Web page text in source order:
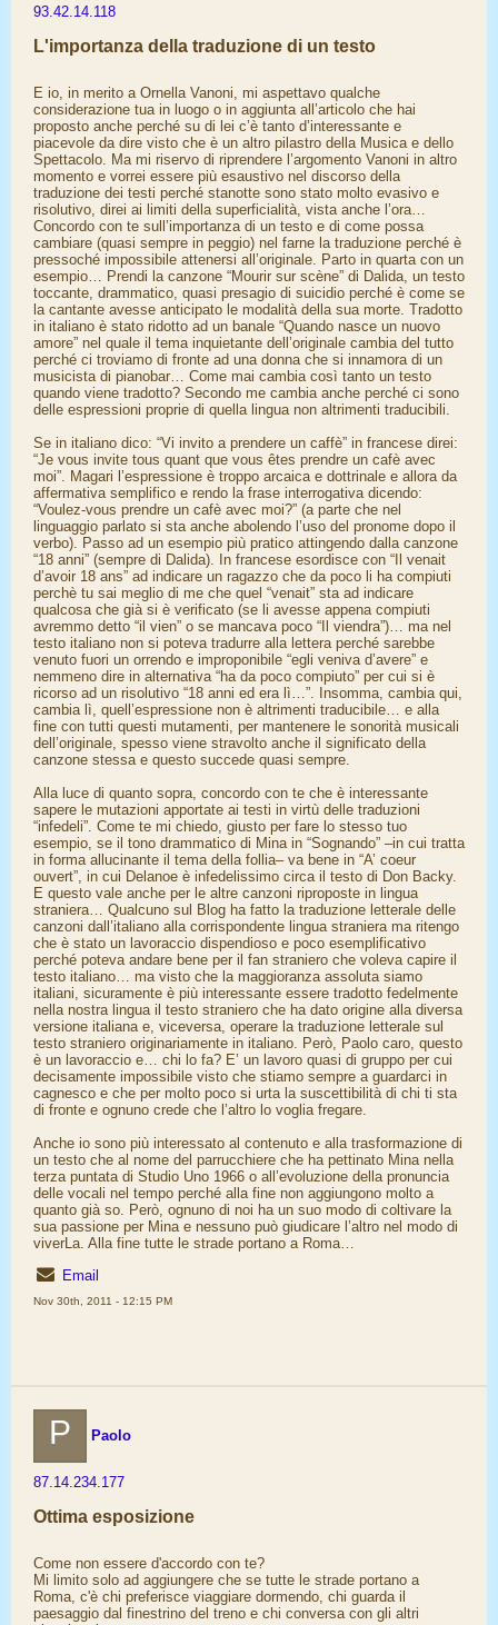
93.42.14.118
L'importanza della traduzione di un testo
E io, in merito a Ornella Vanoni, mi aspettavo qualche
considerazione tua in luogo o in aggiunta all’articolo che hai
proposto anche perché su di lei c’è tanto d’interessante e
piacevole da dire visto che è un altro pilastro della Musica e dello
Spettacolo. Ma mi riservo di riprendere l’argomento Vanoni in altro
momento e vorrei essere più esaustivo nel discorso della
traduzione dei testi perché stanotte sono stato molto evasivo e
risolutivo, direi ai limiti della superficialità, vista anche l’ora…
Concordo con te sull’importanza di un testo e di come possa
cambiare (quasi sempre in peggio) nel farne la traduzione perché è
pressoché impossibile attenersi all’originale. Parto in quarta con un
esempio… Prendi la canzone “Mourir sur scène” di Dalida, un testo
toccante, drammatico, quasi presagio di suicidio perché è come se
la cantante avesse anticipato le modalità della sua morte. Tradotto
in italiano è stato ridotto ad un banale “Quando nasce un nuovo
amore” nel quale il tema inquietante dell’originale cambia del tutto
perché ci troviamo di fronte ad una donna che si innamora di un
musicista di pianobar… Come mai cambia così tanto un testo
quando viene tradotto? Secondo me cambia anche perché ci sono
delle espressioni proprie di quella lingua non altrimenti traducibili.
Se in italiano dico: “Vi invito a prendere un caffè” in francese direi:
“Je vous invite tous quant que vous êtes prendre un cafè avec
moi”. Magari l’espressione è troppo arcaica e dottrinale e allora da
affermativa semplifico e rendo la frase interrogativa dicendo:
“Voulez-vous prendre un cafè avec moi?” (a parte che nel
linguaggio parlato si sta anche abolendo l’uso del pronome dopo il
verbo). Passo ad un esempio più pratico attingendo dalla canzone
“18 anni” (sempre di Dalida). In francese esordisce con “Il venait
d’avoir 18 ans” ad indicare un ragazzo che da poco li ha compiuti
perchè tu sai meglio di me che quel “venait” sta ad indicare
qualcosa che già si è verificato (se li avesse appena compiuti
avremmo detto “il vien” o se mancava poco “Il viendra”)… ma nel
testo italiano non si poteva tradurre alla lettera perché sarebbe
venuto fuori un orrendo e improponibile “egli veniva d’avere” e
nemmeno dire in alternativa “ha da poco compiuto” per cui si è
ricorso ad un risolutivo “18 anni ed era lì…”. Insomma, cambia qui,
cambia lì, quell’espressione non è altrimenti traducibile… e alla
fine con tutti questi mutamenti, per mantenere le sonorità musicali
dell’originale, spesso viene stravolto anche il significato della
canzone stessa e questo succede quasi sempre.
Alla luce di quanto sopra, concordo con te che è interessante
sapere le mutazioni apportate ai testi in virtù delle traduzioni
“infedeli”. Come te mi chiedo, giusto per fare lo stesso tuo
esempio, se il tono drammatico di Mina in “Sognando” –in cui tratta
in forma allucinante il tema della follia– va bene in “A’ coeur
ouvert”, in cui Delanoe è infedelissimo circa il testo di Don Backy.
E questo vale anche per le altre canzoni riproposte in lingua
straniera… Qualcuno sul Blog ha fatto la traduzione letterale delle
canzoni dall’italiano alla corrispondente lingua straniera ma ritengo
che è stato un lavoraccio dispendioso e poco esemplificativo
perché poteva andare bene per il fan straniero che voleva capire il
testo italiano… ma visto che la maggioranza assoluta siamo
italiani, sicuramente è più interessante essere tradotto fedelmente
nella nostra lingua il testo straniero che ha dato origine alla diversa
versione italiana e, viceversa, operare la traduzione letterale sul
testo straniero originariamente in italiano. Però, Paolo caro, questo
è un lavoraccio e… chi lo fa? E’ un lavoro quasi di gruppo per cui
decisamente impossibile visto che stiamo sempre a guardarci in
cagnesco e che per molto poco si urta la suscettibilità di chi ti sta
di fronte e ognuno crede che l’altro lo voglia fregare.
Anche io sono più interessato al contenuto e alla trasformazione di
un testo che al nome del parrucchiere che ha pettinato Mina nella
terza puntata di Studio Uno 1966 o all’evoluzione della pronuncia
delle vocali nel tempo perché alla fine non aggiungono molto a
quanto già so. Però, ognuno di noi ha un suo modo di coltivare la
sua passione per Mina e nessuno può giudicare l’altro nel modo di
viverLa. Alla fine tutte le strade portano a Roma…
Email
Nov 30th, 2011 - 12:15 PM
P Paolo
87.14.234.177
Ottima esposizione
Come non essere d'accordo con te?
Mi limito solo ad aggiungere che se tutte le strade portano a
Roma, c'è chi preferisce viaggiare dormendo, chi guarda il
paesaggio dal finestrino del treno e chi conversa con gli altri